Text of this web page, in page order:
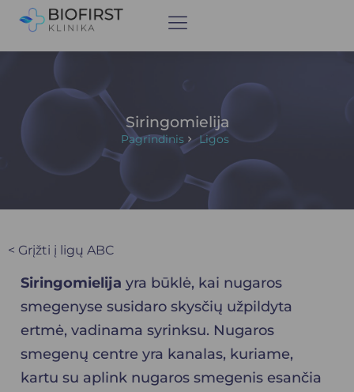
Siringomielija
Pagrindinis Ligos
< Grįžti į ligų ABC
Siringomielija yra būklė, kai nugaros
smegenyse susidaro skysčių užpildyta
ertmė, vadinama syrinksu. Nugaros
smegenų centre yra kanalas, kuriame,
kartu su aplink nugaros smegenis esančia